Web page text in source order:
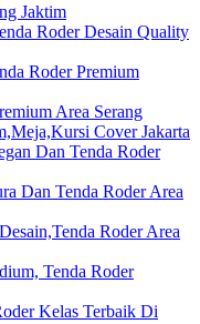
Jaktim
Roder Desain Quality
Roder Premium
Area Serang
Cover Jakarta
Dan Tenda Roder
Dan Tenda Roder Area
Roder Area
Tenda Roder
Kelas Terbaik Di